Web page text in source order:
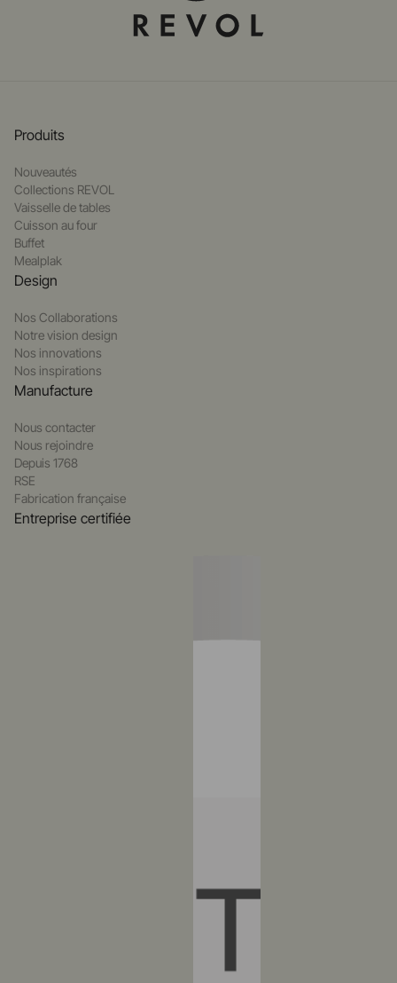
Produits
Nouveautés
Collections REVOL
Vaisselle de tables
Cuisson au four
Buffet
Mealplak
Design
Nos Collaborations
Notre vision design
Nos innovations
Nos inspirations
Manufacture
Nous contacter
Nous rejoindre
Depuis 1768
RSE
Fabrication française
Entreprise certifiée